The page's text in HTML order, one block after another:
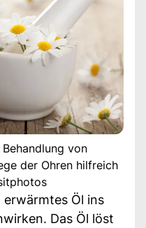
von
der Ohren hilfreich
Öl ins
Das Öl löst